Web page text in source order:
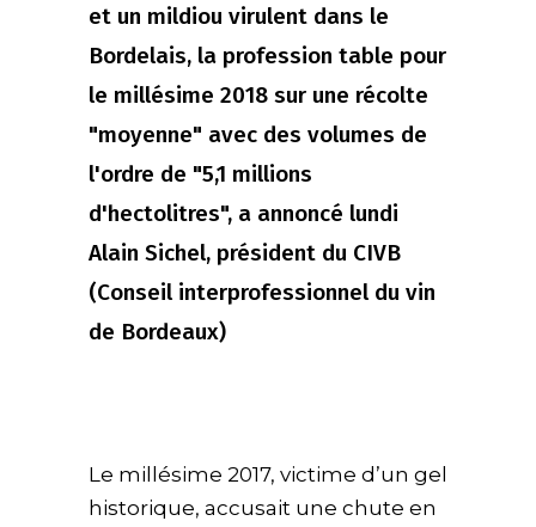
et un mildiou virulent dans le
Bordelais, la profession table pour
le millésime 2018 sur une récolte
"moyenne" avec des volumes de
l'ordre de "5,1 millions
d'hectolitres", a annoncé lundi
Alain Sichel, président du CIVB
(Conseil interprofessionnel du vin
de Bordeaux)
Le millésime 2017, victime d’un gel
historique, accusait une chute en